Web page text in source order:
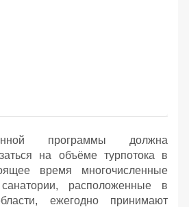
программы должна
на объёме турпотока в
время многочисленные
расположенные в
ежегодно принимают